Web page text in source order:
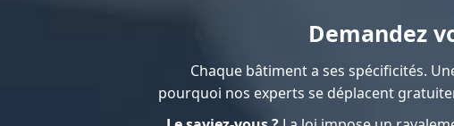
Demandez
Chaque bâtiment a ses spécificités.
pourquoi nos experts se déplacent